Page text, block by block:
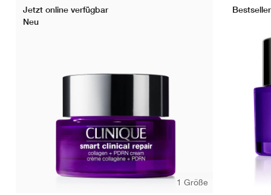
Jetzt online verfügbar
Neu
1 Größe
Bestseller